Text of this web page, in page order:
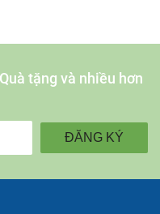
tặng và nhiều hơn
ĐĂNG KÝ